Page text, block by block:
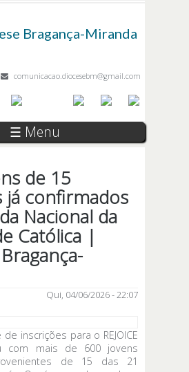
Bragança-Miranda
comunicacao.diocesebm@gmail.com
☰ Menu
de 15
já confirmados
Nacional da
Católica |
Qui, 04/06/2026 - 22:07
inscrições para o REJOICE
com mais de 600 jovens
de 15 das 21